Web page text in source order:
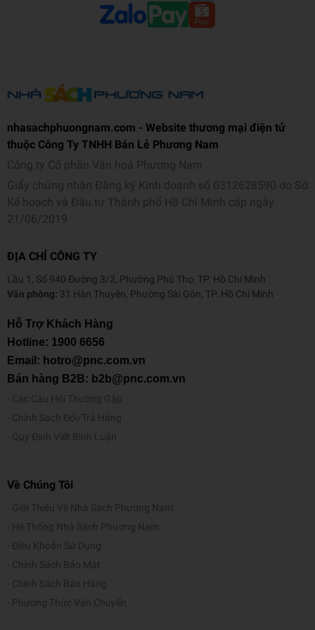
nhasachphuongnam.com - Website thương mại điện tử
thuộc Công Ty TNHH Bán Lẻ Phương Nam
Công ty Cổ phần Văn hoá Phương Nam
Giấy chứng nhận Đăng ký Kinh doanh số 0312628590 do Sở
Kế hoạch và Đầu tư Thành phố Hồ Chí Minh cấp ngày
21/06/2019
ĐỊA CHỈ CÔNG TY
Lầu 1, Số 940 Đường 3/2, Phường Phú Thọ, TP. Hồ Chí Minh
Văn phòng: 31 Hàn Thuyên, Phường Sài Gòn, TP. Hồ Chí Minh
Hỗ Trợ Khách Hàng
Hotline: 1900 6656
Email: hotro@pnc.com.vn
Bán hàng B2B: b2b@pnc.com.vn
Các Câu Hỏi Thường Gặp
Chính Sách Đổi/Trả Hàng
Quy Định Viết Bình Luận
Về Chúng Tôi
Giới Thiệu Về Nhà Sách Phương Nam
Hệ Thống Nhà Sách Phương Nam
Điều Khoản Sử Dụng
Chính Sách Bảo Mật
Chính Sách Bán Hàng
Phương Thức Vận Chuyển